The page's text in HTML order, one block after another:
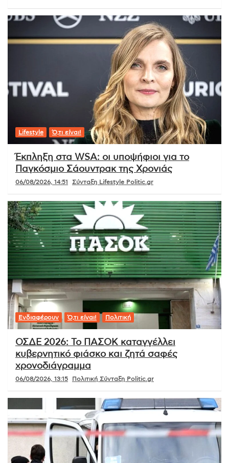
Lifestyle Ό,τι είναι!
Έκπληξη στα WSA: οι υποψήφιοι για το
Παγκόσμιο Σάουντρακ της Χρονιάς
06/08/2026, 14:51 Σύνταξη Lifestyle Politic.gr
Ενδιαφέρουν Ό,τι είναι! Πολιτική
ΟΣΔΕ 2026: Το ΠΑΣΟΚ καταγγέλλει
κυβερνητικό φιάσκο και ζητά σαφές
χρονοδιάγραμμα
06/08/2026, 13:15 Πολιτική Σύνταξη Politic.gr